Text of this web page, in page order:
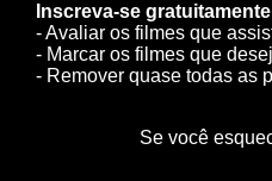
Inscreva-se
- Avaliar os filmes que
- Marcar os filmes que
- Remover quase todas as
Se você